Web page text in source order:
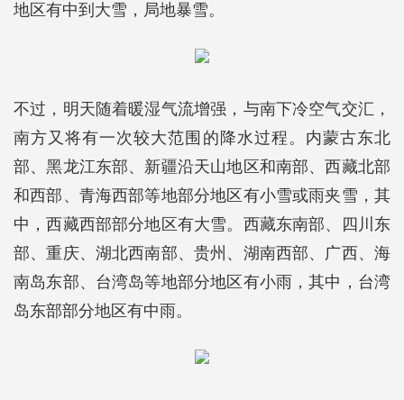
地区有中到大雪，局地暴雪。
不过，明天随着暖湿气流增强，与南下冷空气交汇，
南方又将有一次较大范围的降水过程。内蒙古东北
部、黑龙江东部、新疆沿天山地区和南部、西藏北部
和西部、青海西部等地部分地区有小雪或雨夹雪，其
中，西藏西部部分地区有大雪。西藏东南部、四川东
部、重庆、湖北西南部、贵州、湖南西部、广西、海
南岛东部、台湾岛等地部分地区有小雨，其中，台湾
岛东部部分地区有中雨。